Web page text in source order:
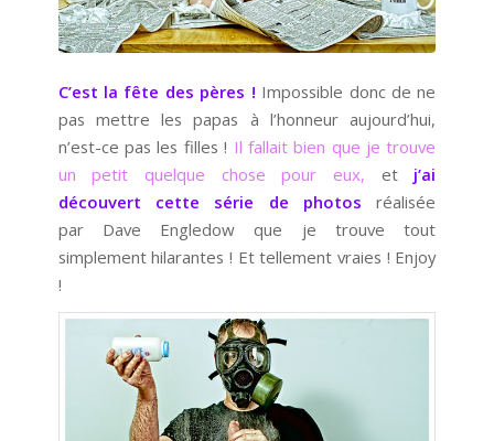
C’est la fête des pères ! Impossible donc de ne
pas mettre les papas à l’honneur aujourd’hui,
n’est-ce pas les filles ! Il fallait bien que je trouve
un petit quelque chose pour eux, etj’ai
découvert cette série de photos réalisée
par Dave Engledow que je trouve tout
simplement hilarantes ! Et tellement vraies ! Enjoy
!